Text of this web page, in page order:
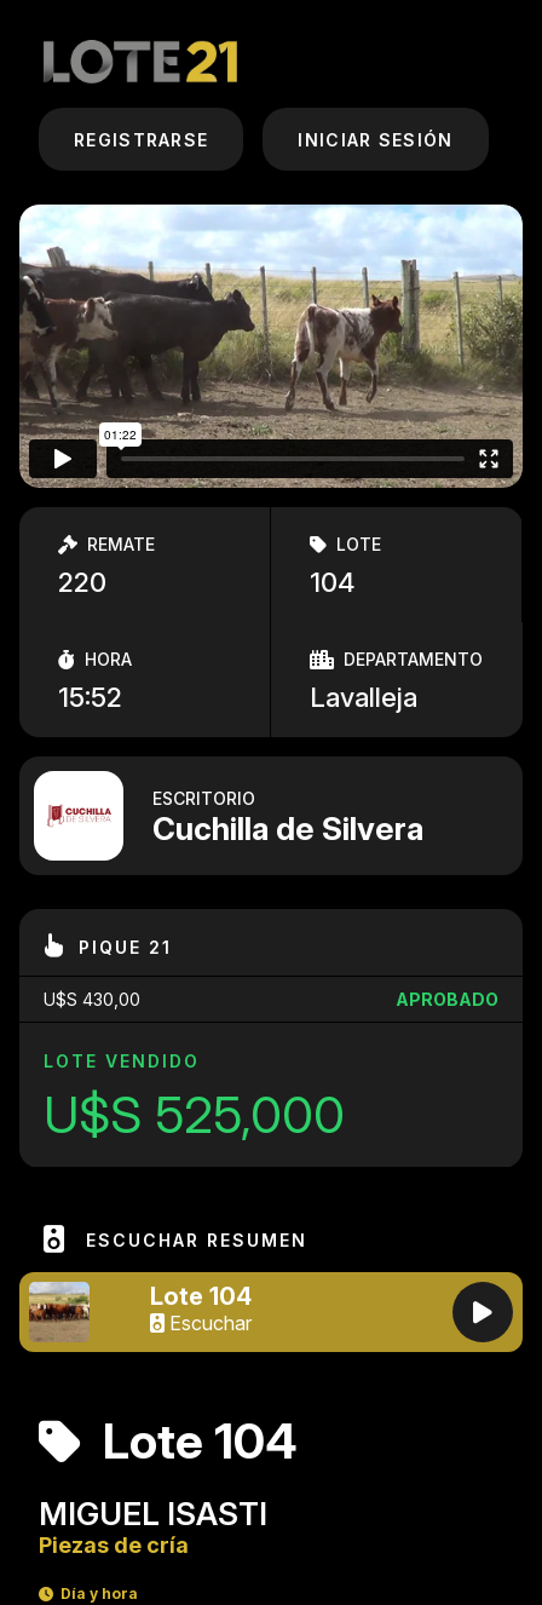
REGISTRARSE INICIAR SESIÓN
REMATE
220
LOTE
104
HORA
15:52
DEPARTAMENTO
Lavalleja
ESCRITORIO
Cuchilla de Silvera
PIQUE 21
U$S 430,00 APROBADO
LOTE VENDIDO
U$S 525,000
ESCUCHAR RESUMEN
Lote 104
Escuchar
Lote 104
MIGUEL ISASTI
Piezas de cría
Día y hora